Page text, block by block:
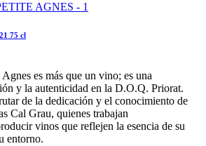
75 cl
es más que un vino; es una
y la autenticidad en la D.O.Q. Priorat.
de la dedicación y el conocimiento de
Cal Grau, quienes trabajan
vinos que reflejen la esencia de su
entorno.